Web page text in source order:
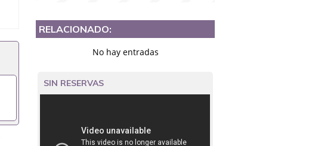
RELACIONADO:
No hay entradas
SIN RESERVAS